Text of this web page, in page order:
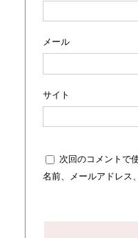
メール
サイト
次回のコメントで
名前、メールアドレス